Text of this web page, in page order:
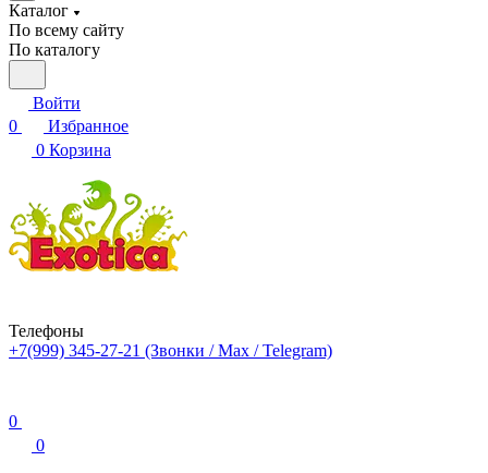
Каталог
По всему сайту
По каталогу
Войти
0
Избранное
0 Корзина
Телефоны
+7(999) 345-27-21 (Звонки / Max / Telegram)
0
0